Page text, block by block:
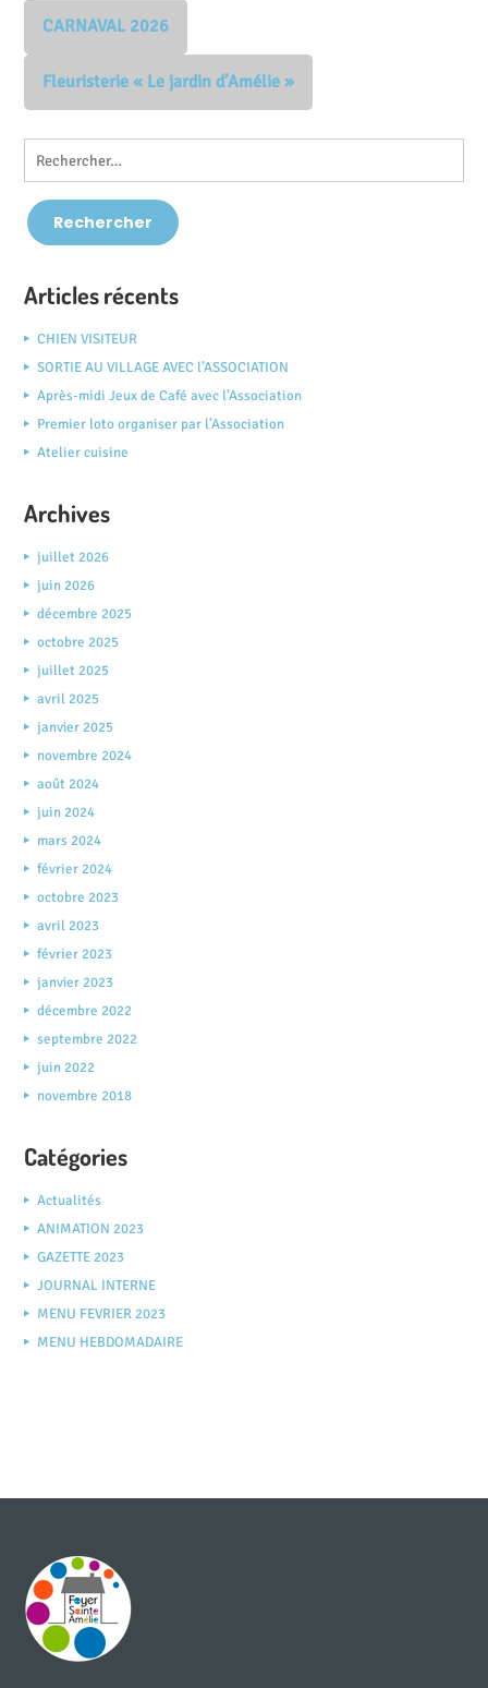
CARNAVAL 2026
Fleuristerie « Le jardin d’Amélie »
Articles récents
CHIEN VISITEUR
SORTIE AU VILLAGE AVEC l’ASSOCIATION
Après-midi Jeux de Café avec l’Association
Premier loto organiser par l’Association
Atelier cuisine
Archives
juillet 2026
juin 2026
décembre 2025
octobre 2025
juillet 2025
avril 2025
janvier 2025
novembre 2024
août 2024
juin 2024
mars 2024
février 2024
octobre 2023
avril 2023
février 2023
janvier 2023
décembre 2022
septembre 2022
juin 2022
novembre 2018
Catégories
Actualités
ANIMATION 2023
GAZETTE 2023
JOURNAL INTERNE
MENU FEVRIER 2023
MENU HEBDOMADAIRE